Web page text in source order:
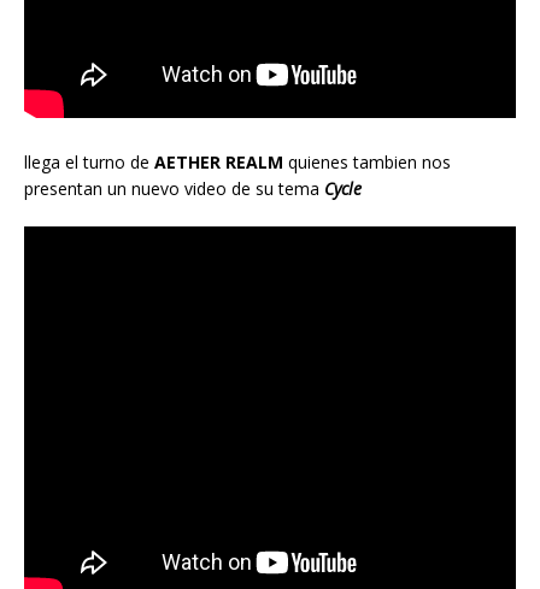
llega el turno de AETHER REALM quienes tambien nos
presentan un nuevo video de su tema Cycle